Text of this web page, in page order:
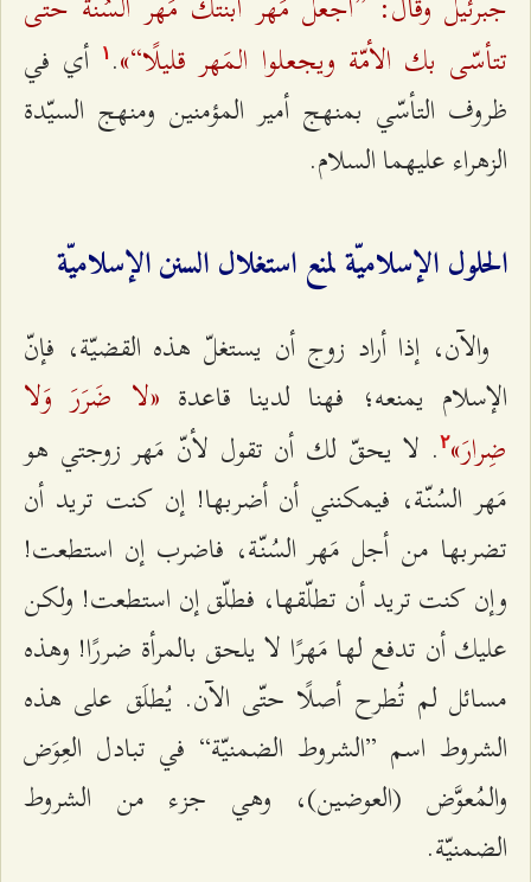
تتأسّى بك الأمّة ويجعلوا المَهر قليلًا“». ۱
أي في
ظروف التأسّي بمنهج أمير المؤمنين ومنهج السيّدة
الزهراء عليهما السلام.
الحلول الإسلاميّة لمنع استغلال السنن الإسلاميّة
والآن، إذا أراد زوج أن يستغلّ هذه القضيّة، فإنّ
الإسلام يمنعه؛ فهنا لدينا قاعدة «لا ضَرَرَ وَلا
ضِرارَ»٢. لا يحقّ لك أن تقول لأنّ مَهر زوجتي هو
مَهر السُنّة، فيمكنني أن أضربها! إن كنت تريد أن
تضربها من أجل مَهر السُنّة، فاضرب إن استطعت!
وإن كنت تريد أن تطلّقها، فطلّق إن استطعت! ولكن
عليك أن تدفع لها مَهرًا لا يلحق بالمرأة ضررًا! وهذه
مسائل لم تُطرح أصلًا حتّى الآن. يُطلَق على هذه
الشروط اسم ”الشروط الضمنيّة“ في تبادل العِوَض
والمُعوَّض (العوضين)، وهي جزء من الشروط
الضمنيّة.